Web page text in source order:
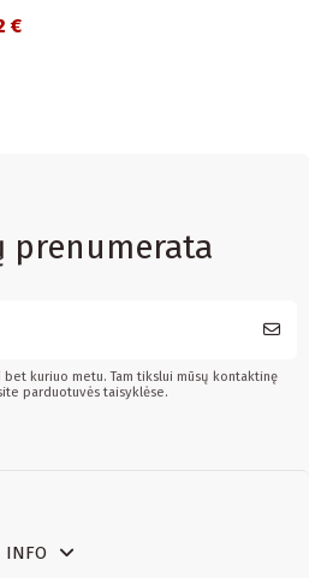
€
prenumerata
kuriuo metu. Tam tikslui mūsų kontaktinę
parduotuvės taisyklėse.
INFO